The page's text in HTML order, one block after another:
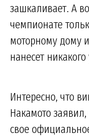
зашкаливает. А
чемпионате
моторному дому
нанесет
Интересно, что
Накамото
свое